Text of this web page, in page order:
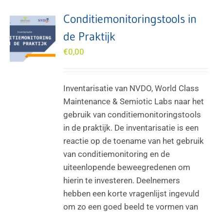
Conditiemonitoringstools in
de Praktijk
€0,00
Inventarisatie van NVDO, World Class
Maintenance & Semiotic Labs naar het
gebruik van conditiemonitoringstools
in de praktijk. De inventarisatie is een
reactie op de toename van het gebruik
van conditiemonitoring en de
uiteenlopende beweegredenen om
hierin te investeren. Deelnemers
hebben een korte vragenlijst ingevuld
om zo een goed beeld te vormen van